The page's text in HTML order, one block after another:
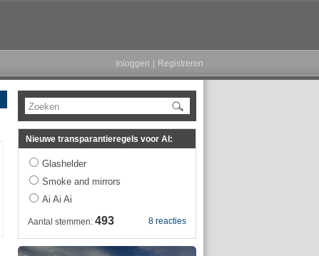
Inloggen Registreren
Zoeken
Nieuwe transparantieregels voor AI:
Glashelder
Smoke and mirrors
Ai Ai Ai
8 reacties
Aantal stemmen: 493